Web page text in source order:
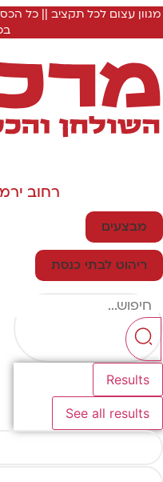
מגוון עצום לכל תקציב || כל
רחוב ירמיהו 23,
מבצעים
ריהוט לבתי כנסת
Results
See all results